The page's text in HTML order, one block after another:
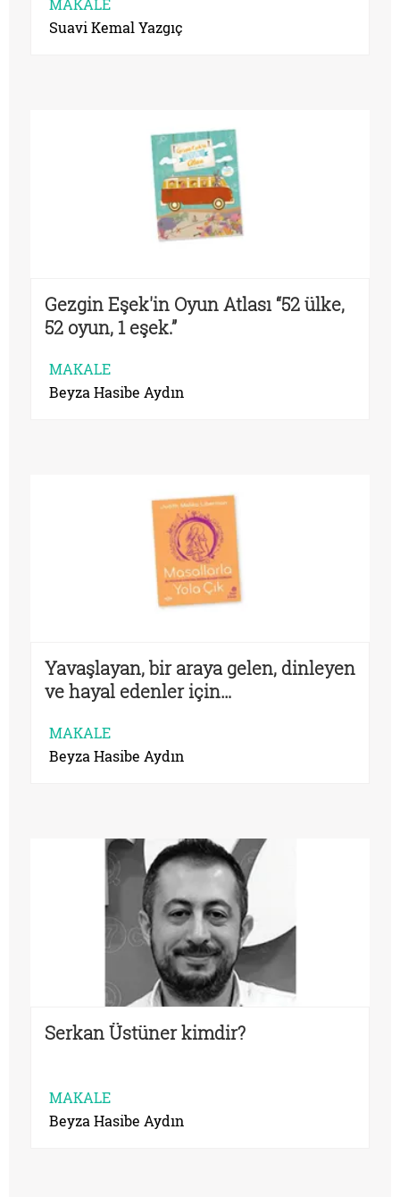
MAKALE
Suavi Kemal Yazgıç
Gezgin Eşek'in Oyun Atlası “52 ülke,
52 oyun, 1 eşek.”
MAKALE
Beyza Hasibe Aydın
Yavaşlayan, bir araya gelen, dinleyen
ve hayal edenler için…
MAKALE
Beyza Hasibe Aydın
Serkan Üstüner kimdir?
MAKALE
Beyza Hasibe Aydın